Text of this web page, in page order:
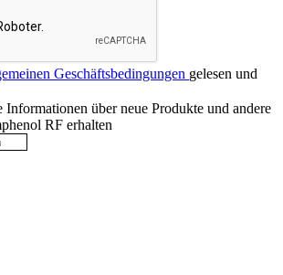
Geschäftsbedingungen gelesen und
Informationen über neue Produkte und andere
RF erhalten